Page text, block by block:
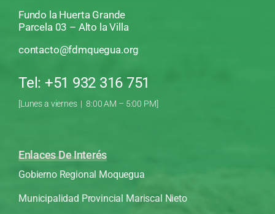
Fundo la Huerta Grande
Parcela 03 – Alto la Villa
contacto@fdmquegua.org
Tel: +51 932 316 751
[Lunes a viernes | 8:00 AM – 5:00 PM]
Enlaces De Interés
Gobierno Regional Moquegua
Municipalidad Provincial Mariscal Nieto